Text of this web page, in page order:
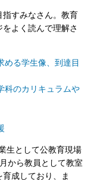
すみなさん。教育
よく読んで理解さ
める学生像、到達目
科のカリキュラムや
生として公教育現場
から教員として教室
成しており、ま